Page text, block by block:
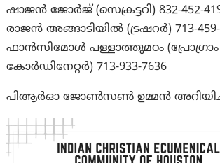
ഷാജൻ ജോർജ് (സെക്രട്ടറി) 832-452-
രാജൻ അങ്ങാടിയിൽ (ട്രഷറർ) 713-459-
ഫാൻസിമോൾ പള്ളാത്തുമഠം (പ്രോഗ്രാം
കോർഡിനേറ്റർ) 713-933-7636
പിആർഓ ജോൺസൺ ഉമ്മൻ